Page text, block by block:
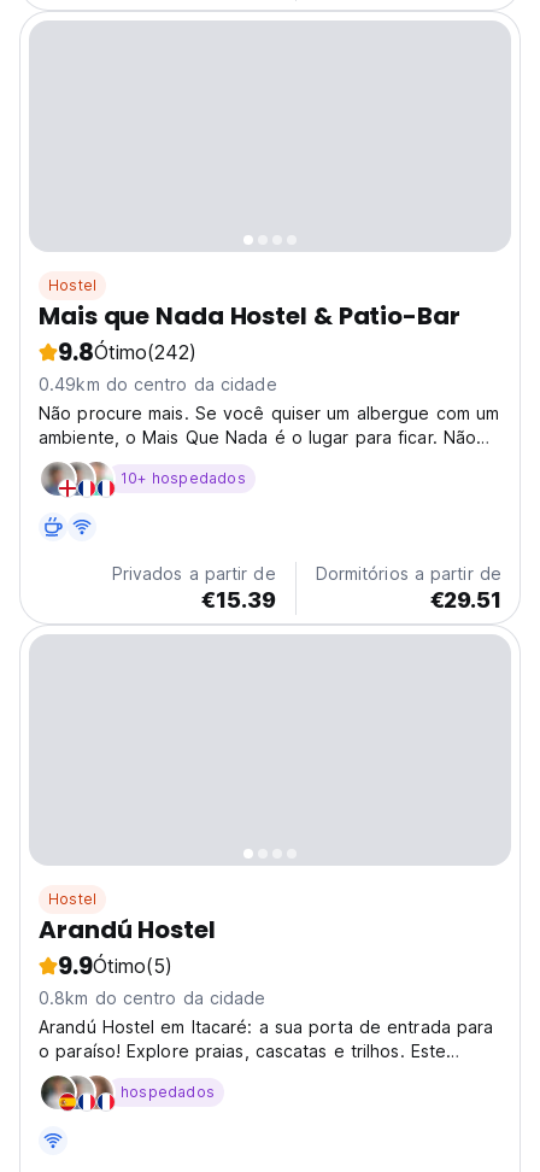
Hostel
Mais que Nada Hostel & Patio-Bar
9.8Ótimo(242)
0.49km do centro da cidade
Não procure mais. Se você quiser um albergue com um
ambiente, o Mais Que Nada é o lugar para ficar. Não
somos um anfitrião.
10+ hospedados
Privados a partir de
€15.39
Dormitórios a partir de
€29.51
Hostel
Arandú Hostel
9.9Ótimo(5)
0.8km do centro da cidade
Arandú Hostel em Itacaré: a sua porta de entrada para
o paraíso! Explore praias, cascatas e trilhos. Este
hostel social em Itacaré é ideal para fazer amigos e
partilhar aventuras. (Auto-translated from original
hospedados